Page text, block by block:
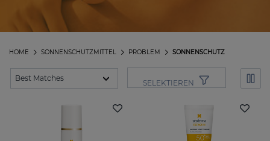
SONNENSCHUTZ
PROBLEM
SONNENSCHUTZMITTEL
HOME
SELEKTIEREN